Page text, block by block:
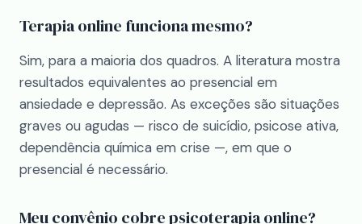
Terapia online funciona mesmo?
Sim, para a maioria dos quadros. A literatura mostra
resultados equivalentes ao presencial em
ansiedade e depressão. As exceções são situações
graves ou agudas — risco de suicídio, psicose ativa,
dependência química em crise —, em que o
presencial é necessário.
Meu convênio cobre psicoterapia online?